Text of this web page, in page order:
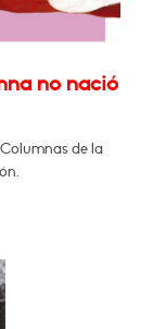
no nació
de la